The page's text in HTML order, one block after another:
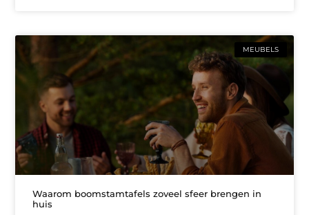
MEUBELS
Waarom boomstamtafels zoveel sfeer brengen in
huis